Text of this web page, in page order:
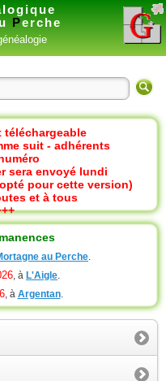
Perche
téléchargeable
suit - adhérents
sera envoyé lundi
pour cette version)
et à tous
au Perche.
, à L'Aigle.
, à Argentan.